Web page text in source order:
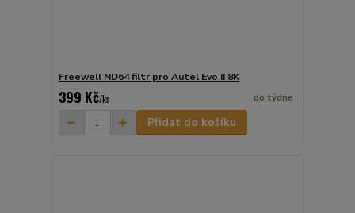
Freewell ND64 filtr pro Autel Evo II 8K
399 Kč/ks do týdne
Přidat do košíku